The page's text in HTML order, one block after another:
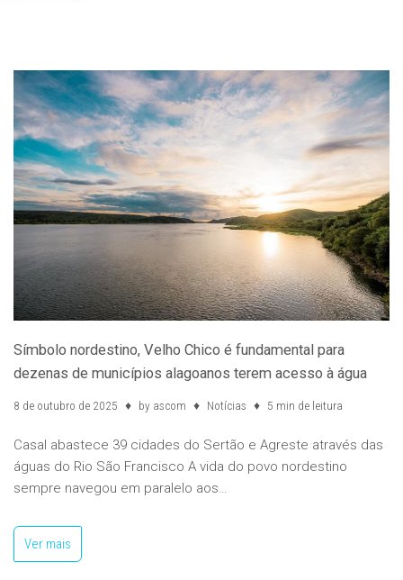
Símbolo nordestino, Velho Chico é fundamental para
dezenas de municípios alagoanos terem acesso à água
8 de outubro de 2025 by ascom Notícias 5 min de leitura
Casal abastece 39 cidades do Sertão e Agreste através das
águas do Rio São Francisco A vida do povo nordestino
sempre navegou em paralelo aos…
Ver mais